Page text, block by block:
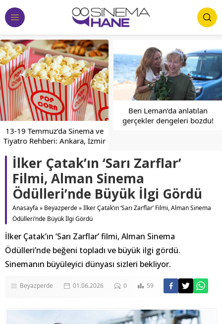
13-19 Temmuz’da Sinema ve
Tiyatro Rehberi: Ankara, İzmir
Ben Leman’da anlatılan
gerçekler dengeleri bozdu!
İlker Çatak’ın ‘Sarı Zarflar’
Filmi, Alman Sinema
Ödülleri’nde Büyük İlgi Gördü
Anasayfa » Beyazperde»İlker Çatak’ın ‘Sarı Zarflar’ Filmi, Alman Sinema
Ödülleri’nde Büyük İlgi Gördü
İlker Çatak’ın ‘Sarı Zarflar’ filmi, Alman Sinema
Ödülleri’nde beğeni topladı ve büyük ilgi gördü.
Sinemanın büyüleyici dünyası sizleri bekliyor.
Beyazperde 01.06.2026 0 59